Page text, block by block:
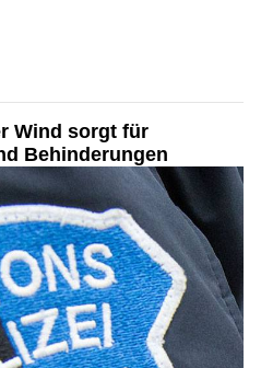
Wind sorgt für
Behinderungen